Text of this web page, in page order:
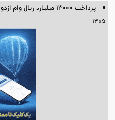
پرداخت ۱۳۰۰۰ میلیارد
۱۴۰۵